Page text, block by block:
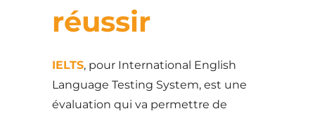
réussir
IELTS, pour International English
Language Testing System, est une
évaluation qui va permettre de